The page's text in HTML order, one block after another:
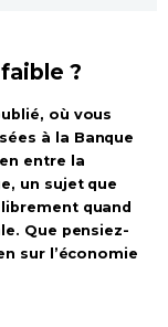
?
où vous
à la Banque
entre la
un sujet que
quand
Que pensiez-
sur l’économie